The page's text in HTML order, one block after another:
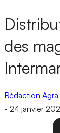
des
Rédaction Agra
- 24 janvier